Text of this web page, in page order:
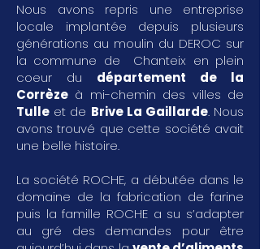
Nous avons repris une entreprise
locale implantée depuis plusieurs
générations au moulin du DEROC sur
la commune de Chanteix en plein
coeur du département de la
Corrèze à mi-chemin des villes de
Tulle et de Brive La Gaillarde. Nous
avons trouvé que cette société avait
une belle histoire.
La société ROCHE, a débutée dans le
domaine de la fabrication de farine
puis la famille ROCHE a su s’adapter
au gré des demandes pour être